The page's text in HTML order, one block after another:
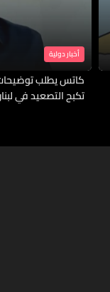
أخبار دولية
كاتس يطلب
تكبح التصعيد في